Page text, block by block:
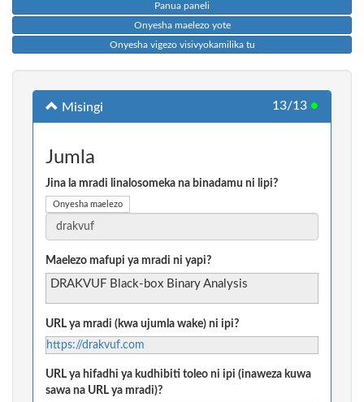
Panua paneli
Onyesha maelezo yote
Onyesha vigezo visivyokamilika tu
Misingi 13/13 ●
Jumla
Jina la mradi linalosomeka na binadamu ni lipi?
Onyesha maelezo
Maelezo mafupi ya mradi ni yapi?
DRAKVUF Black-box Binary Analysis
URL ya mradi (kwa ujumla wake) ni ipi?
https://drakvuf.com
URL ya hifadhi ya kudhibiti toleo ni ipi (inaweza kuwa
sawa na URL ya mradi)?